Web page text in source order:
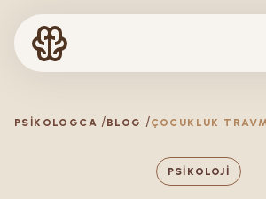
PSIKOLOGCA BLOG
PSIKOLOJI